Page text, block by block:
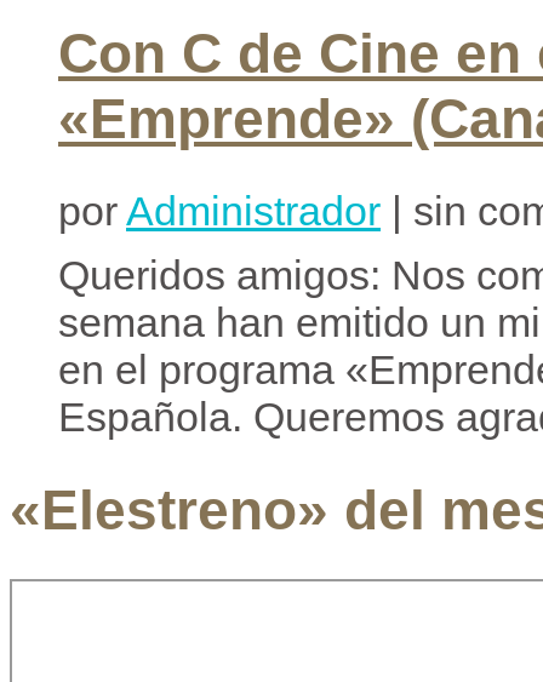
Con C de Cine
«Emprende»
porAdministrador | sin
Queridos amigos: Nos
semana han emitido un
en el programa
Española. Queremos
«Elestreno» del